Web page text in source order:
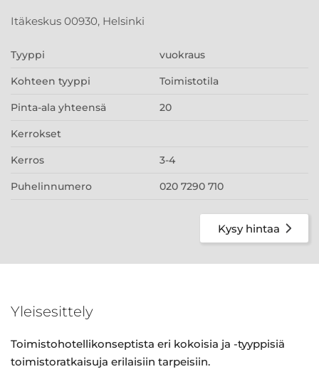
Itäkeskus 00930, Helsinki
Tyyppi vuokraus
Kohteen tyyppi Toimistotila
Pinta-ala yhteensä 20
Kerrokset
Kerros 3-4
Puhelinnumero 020 7290 710
Kysy hintaa
Yleisesittely
Toimistohotellikonseptista eri kokoisia ja -tyyppisiä
toimistoratkaisuja erilaisiin tarpeisiin.